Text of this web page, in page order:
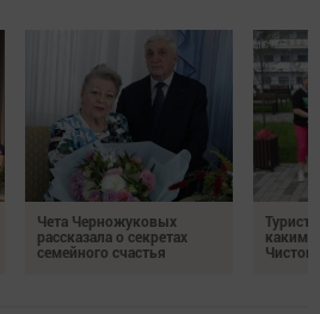
Чета Черножуковых
рассказала о секретах
семейного счастья
каким